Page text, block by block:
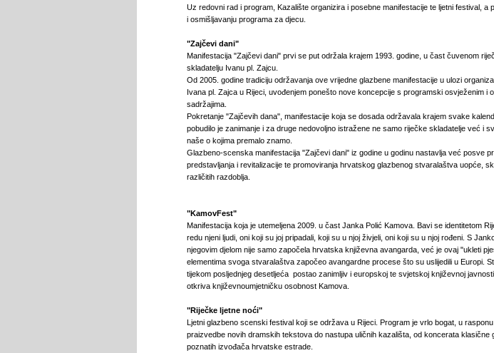
Uz redovni rad i program, Kazalište organizira i posebne manifestacije te ljetni festival, a
i osmišljavanju programa za djecu.
"Zajčevi dani"
Manifestacija "Zajčevi dani" prvi se put održala krajem 1993. godine, u čast čuvenom
skladatelju Ivanu pl. Zajcu.
Od 2005. godine tradiciju održavanja ove vrijedne glazbene manifestacije u ulozi
Ivana pl. Zajca u Rijeci, uvođenjem ponešto nove koncepcije s programski osvježenim i
sadržajima.
Pokretanje "Zajčevih dana", manifestacije koja se dosada održavala krajem svake
pobudilo je zanimanje i za druge nedovoljno istražene ne samo riječke skladatelje već i
naše o kojima premalo znamo.
Glazbeno-scenska manifestacija "Zajčevi dani" iz godine u godinu nastavlja već posve
predstavljanja i revitalizacije te promoviranja hrvatskog glazbenog stvaralaštva uopće,
različitih razdoblja.
"KamovFest"
Manifestacija koja je utemeljena 2009. u čast Janka Polić Kamova. Bavi se identitetom
redu njeni ljudi, oni koji su joj pripadali, koji su u njoj živjeli, oni koji su u njoj rođeni. S
njegovim djelom nije samo započela hrvatska književna avangarda, već je ovaj "ukleti
elementima svoga stvaralaštva započeo avangardne procese što su uslijedili u Europi.
tijekom posljednjeg desetljeća postao zanimljiv i europskoj te svjetskoj književnoj
otkriva književnoumjetničku osobnost Kamova.
"Riječke ljetne noći"
Ljetni glazbeno scenski festival koji se održava u Rijeci. Program je vrlo bogat, u
praizvedbe novih dramskih tekstova do nastupa uličnih kazališta, od koncerata klasične
poznatih izvođača hrvatske estrade.